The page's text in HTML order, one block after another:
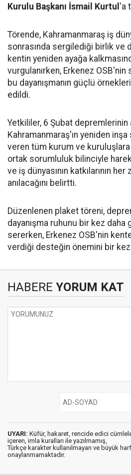
Kurulu Başkanı İsmail Kurtul 'a
Törende, Kahramanmaraş iş
sonrasında sergilediği birlik ve
kentin yeniden ayağa
vurgulanırken, Erkenez OSB'nin
bu dayanışmanın güçlü
edildi.
Yetkililer, 6 Şubat depremlerinin
Kahramanmaraş'ın yeniden
veren tüm kurum ve
ortak sorumluluk bilinciyle
ve iş dünyasının katkılarının
anılacağını belirtti.
Düzenlenen plaket töreni,
dayanışma ruhunu bir kez daha
sererken, Erkenez OSB'nin
verdiği desteğin önemini bir
HABERE YORUM KAT
UYARI: Küfür, hakaret, rencide edici
içeren, imla kuralları ile yazılmamış,
Türkçe karakter kullanılmayan ve büyük
onaylanmamaktadır.